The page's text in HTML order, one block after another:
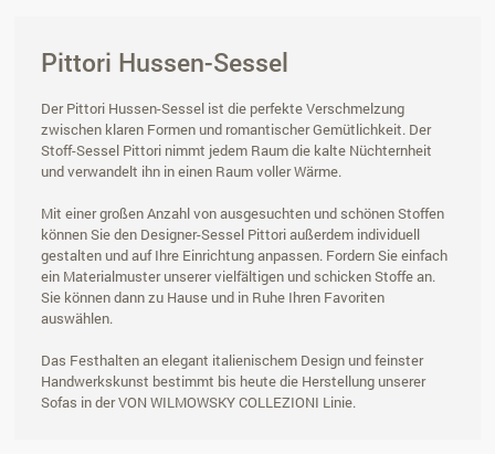
Pittori Hussen-Sessel
Der Pittori Hussen-Sessel ist die perfekte Verschmelzung
zwischen klaren Formen und romantischer Gemütlichkeit. Der
Stoff-Sessel Pittori nimmt jedem Raum die kalte Nüchternheit
und verwandelt ihn in einen Raum voller Wärme.
Mit einer großen Anzahl von ausgesuchten und schönen Stoffen
können Sie den Designer-Sessel Pittori außerdem individuell
gestalten und auf Ihre Einrichtung anpassen. Fordern Sie einfach
ein Materialmuster unserer vielfältigen und schicken Stoffe an.
Sie können dann zu Hause und in Ruhe Ihren Favoriten
auswählen.
Das Festhalten an elegant italienischem Design und feinster
Handwerkskunst bestimmt bis heute die Herstellung unserer
Sofas in der VON WILMOWSKY COLLEZIONI Linie.